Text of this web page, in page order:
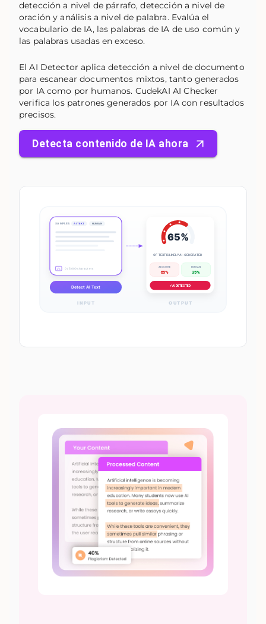
detección a nivel de párrafo, detección a nivel de
oración y análisis a nivel de palabra. Evalúa el
vocabulario de IA, las palabras de IA de uso común y
las palabras usadas en exceso.
El AI Detector aplica detección a nivel de documento
para escanear documentos mixtos, tanto generados
por IA como por humanos. CudekAI AI Checker
verifica los patrones generados por IA con resultados
precisos.
Detecta contenido de IA ahora
SAMPLES: AI TEXT HUMAN
0 / 5,000 characters
Detect AI Text
INPUT
65%
OF TEXT IS LIKELY AI-GENERATED
AI SCORE
65%
HUMAN
35%
⚡ AI DETECTED
OUTPUT